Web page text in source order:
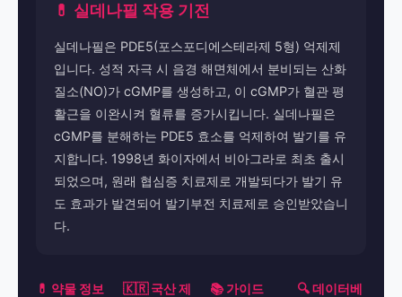
💊 실데나필 작용 기전
실데나필은 PDE5(포스포디에스테라제 5형) 억제제
입니다. 성적 자극 시 음경 해면체에서 분비되는 산화
질소(NO)가 cGMP를 생성하고, 이 cGMP가 혈관 평
활근을 이완시켜 혈류를 증가시킵니다. 실데나필은
cGMP를 분해하는 PDE5 효소를 억제하여 발기를 유
지합니다. 1998년 화이자에서 비아그라로 최초 출시
되었으며, 원래 협심증 치료제로 개발되다가 발기 유
도 효과가 발견되어 발기부전 치료제로 승인받았습니
다.
💊 약물 정보
🇰🇷 국산 제
📚 가이드
🔍 데이터베